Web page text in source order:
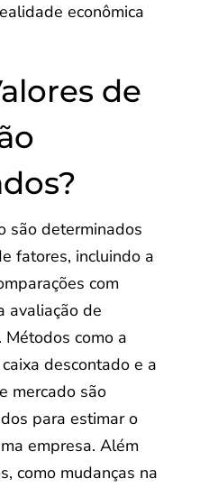
econômica
de
são determinados
fatores, incluindo a
com
avaliação de
Métodos como a
descontado e a
mercado são
para estimar o
empresa. Além
como mudanças na